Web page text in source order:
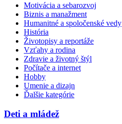
Motivácia a sebarozvoj
Biznis a manažment
Humanitné a spoločenské vedy
História
Životopisy a reportáže
Vzťahy a rodina
Zdravie a životný štýl
Počítače a internet
Hobby
Umenie a dizajn
Ďalšie kategórie
Deti a mládež